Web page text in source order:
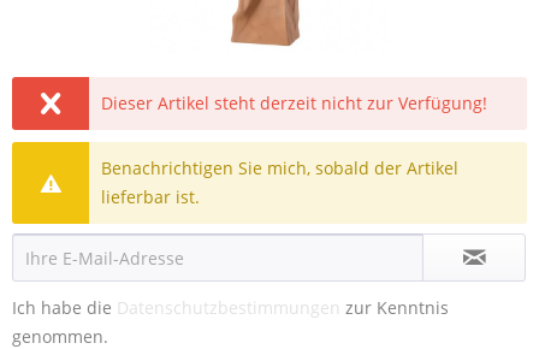
Dieser Artikel steht derzeit nicht zur Verfügung!
Benachrichtigen Sie mich, sobald der Artikel
lieferbar ist.
Ich habe die Datenschutzbestimmungen zur Kenntnis
genommen.